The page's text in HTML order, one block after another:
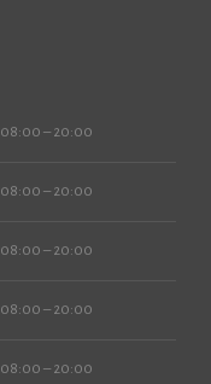
08:00 – 20:00
08:00 – 20:00
08:00 – 20:00
08:00 – 20:00
08:00 – 20:00